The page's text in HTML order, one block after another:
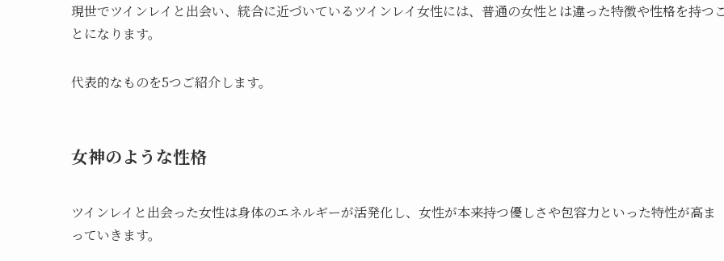
現世でツインレイと出会い、統合に近づいているツインレイ女性には、普通の女性とは違った特徴や性格を持つ
とになります。
代表的なものを5つご紹介します。
女神のような性格
ツインレイと出会った女性は身体のエネルギーが活発化し、女性が本来持つ優しさや包容力といった特性が高ま
っていきます。